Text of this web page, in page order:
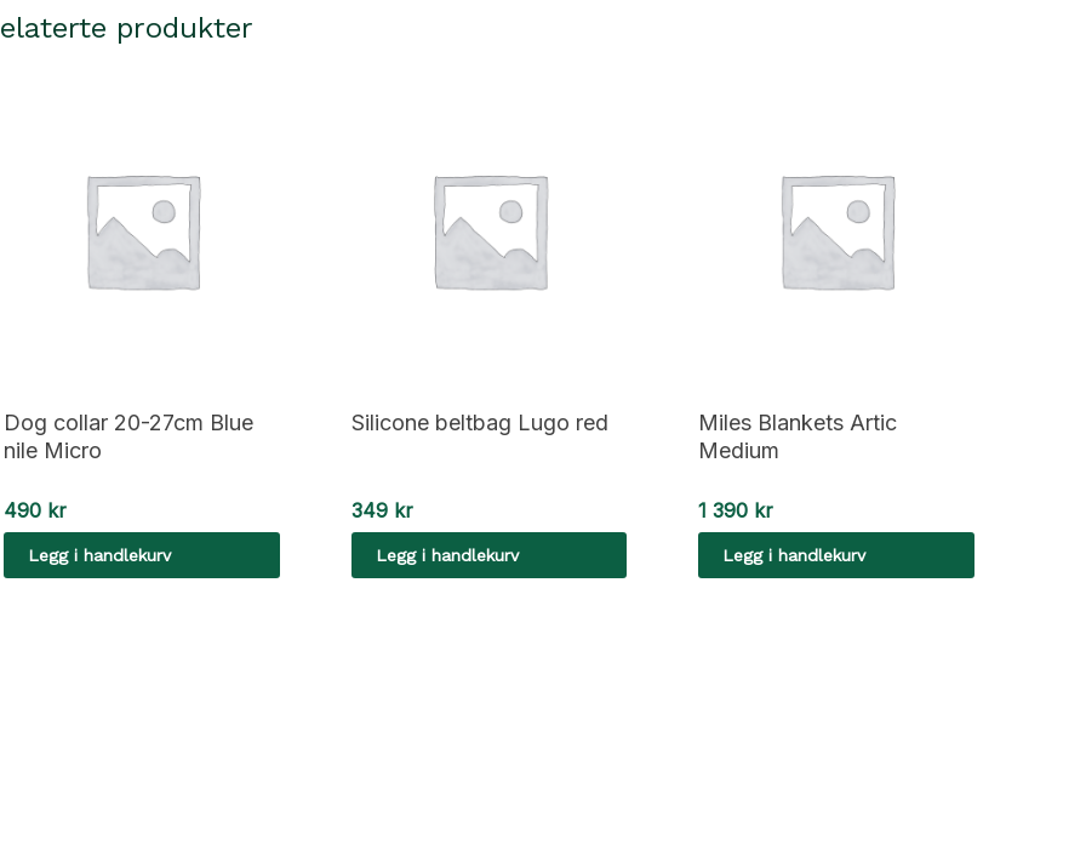
produkter
Dog collar 20-27cm Blue
nile Micro
490 kr
Legg i handlekurv
Silicone beltbag Lugo red
349 kr
Legg i handlekurv
Miles Blankets Artic
Medium
1 390 kr
Legg i handlekurv